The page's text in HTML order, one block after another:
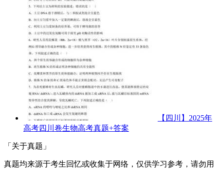
【四川】2025年
高考四川卷生物高考真题+答案
「关于真题」
真题均来源于考生回忆或收集于网络，仅供学习参考，请勿用